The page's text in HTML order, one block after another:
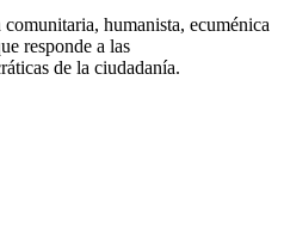
humanista, ecuménica
responde a las
de la ciudadanía.